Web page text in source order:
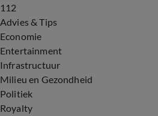
112
Advies & Tips
Economie
Entertainment
Infrastructuur
Milieu en Gezondheid
Politiek
Royalty